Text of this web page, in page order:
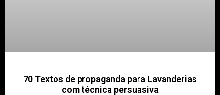
70 Textos de propaganda para Lavanderias
com técnica persuasiva